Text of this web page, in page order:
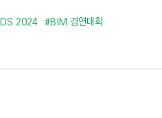
2024 #BIM 경연대회